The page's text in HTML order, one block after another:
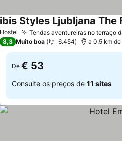
Hostel Tendas aventureiras no terraço
ibis Styles Ljubljana The
8,3 Muito boa 6.454 a 0.5 km
De € 53
Consulte os preços de 11 sites